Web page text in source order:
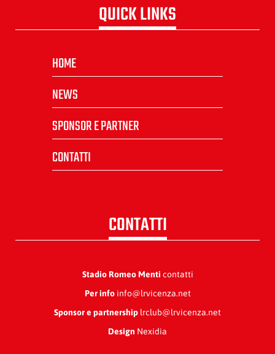
QUICK LINKS
HOME
NEWS
SPONSOR E PARTNER
CONTATTI
CONTATTI
Stadio Romeo Menti contatti
Per infoinfo@lrvicenza.net
Sponsor e partnership lrclub@lrvicenza.net
Design Nexidia